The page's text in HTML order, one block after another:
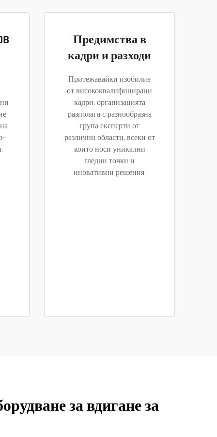
Предимства в
кадри и разходи
Притежавайки изобилие
от висококвалифицирани
кадри, организацията
разполага с разнообразна
група експерти от
различни области, всеки от
които носи уникални
гледни точки и
иновативни решения.
за вдигане за